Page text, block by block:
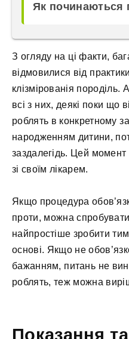
Як починаються
З огляду на ці факти,
відмовилися від
клізмірованія
всі з них, деякі поки що
роблять в конкретному
народженням дитини,
заздалегідь. Цей
зі своїм лікарем.
Якщо процедура
проти, можна
найпростіше зробити
основі. Якщо не
бажанням, питань не
роблять, теж можна
Показання та